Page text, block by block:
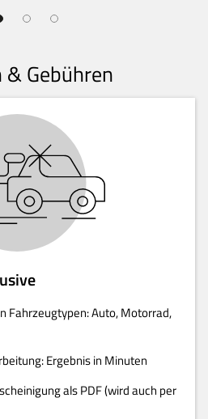
& Gebühren
Fahrzeugtypen: Auto, Motorrad,
Ergebnis in Minuten
als PDF (wird auch per